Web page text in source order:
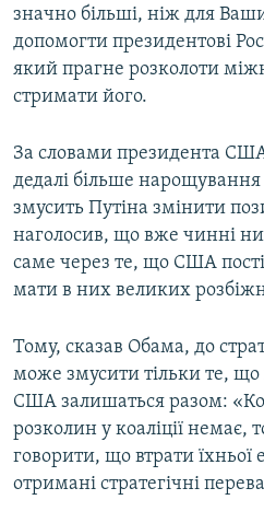
значно більші, ніж для
допомогти президентові
який прагне розколоти
стримати його.
За словами президента
дедалі більше
змусить Путіна змінити
наголосив, що вже чинні
саме через те, що США
мати в них великих
Тому, сказав Обама, до
може змусити тільки те, що
США залишаться разом:
розколин у коаліції немає,
говорити, що втрати
отримані стратегічні